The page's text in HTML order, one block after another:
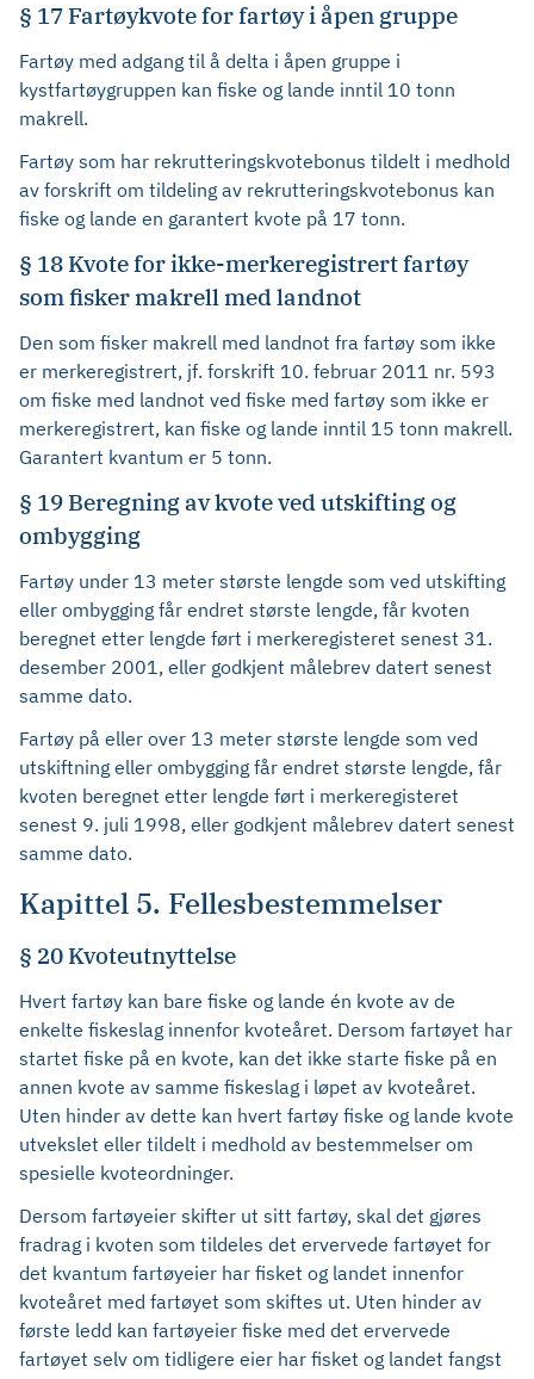
§ 17 Fartøykvote for fartøy i åpen gruppe
Fartøy med adgang til å delta i åpen gruppe i
kystfartøygruppen kan fiske og lande inntil 10 tonn
makrell.
Fartøy som har rekrutteringskvotebonus tildelt i medhold
av forskrift om tildeling av rekrutteringskvotebonus kan
fiske og lande en garantert kvote på 17 tonn.
§ 18 Kvote for ikke-merkeregistrert fartøy
som fisker makrell med landnot
Den som fisker makrell med landnot fra fartøy som ikke
er merkeregistrert, jf. forskrift 10. februar 2011 nr. 593
om fiske med landnot ved fiske med fartøy som ikke er
merkeregistrert, kan fiske og lande inntil 15 tonn makrell.
Garantert kvantum er 5 tonn.
§ 19 Beregning av kvote ved utskifting og
ombygging
Fartøy under 13 meter største lengde som ved utskifting
eller ombygging får endret største lengde, får kvoten
beregnet etter lengde ført i merkeregisteret senest 31.
desember 2001, eller godkjent målebrev datert senest
samme dato.
Fartøy på eller over 13 meter største lengde som ved
utskiftning eller ombygging får endret største lengde, får
kvoten beregnet etter lengde ført i merkeregisteret
senest 9. juli 1998, eller godkjent målebrev datert senest
samme dato.
Kapittel 5. Fellesbestemmelser
§ 20 Kvoteutnyttelse
Hvert fartøy kan bare fiske og lande én kvote av de
enkelte fiskeslag innenfor kvoteåret. Dersom fartøyet har
startet fiske på en kvote, kan det ikke starte fiske på en
annen kvote av samme fiskeslag i løpet av kvoteåret.
Uten hinder av dette kan hvert fartøy fiske og lande kvote
utvekslet eller tildelt i medhold av bestemmelser om
spesielle kvoteordninger.
Dersom fartøyeier skifter ut sitt fartøy, skal det gjøres
fradrag i kvoten som tildeles det ervervede fartøyet for
det kvantum fartøyeier har fisket og landet innenfor
kvoteåret med fartøyet som skiftes ut. Uten hinder av
første ledd kan fartøyeier fiske med det ervervede
fartøyet selv om tidligere eier har fisket og landet fangst